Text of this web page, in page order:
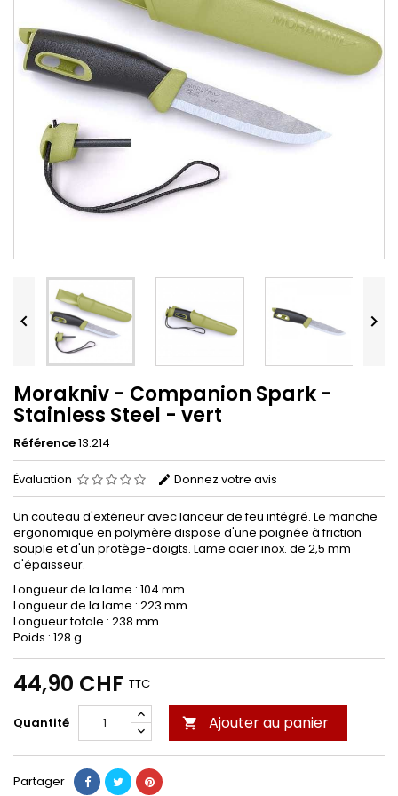
 
Morakniv - Companion Spark -
Stainless Steel - vert
Référence13.214
Évaluation Donnez votre avis
Un couteau d'extérieur avec lanceur de feu intégré. Le manche
ergonomique en polymère dispose d'une poignée à friction
souple et d'un protège-doigts. Lame acier inox. de 2,5 mm
d'épaisseur.
Longueur de la lame : 104 mm
Longueur de la lame : 223 mm
Longueur totale : 238 mm
Poids : 128 g
44,90 CHF TTC
Quantité  Ajouter au panier
Partager